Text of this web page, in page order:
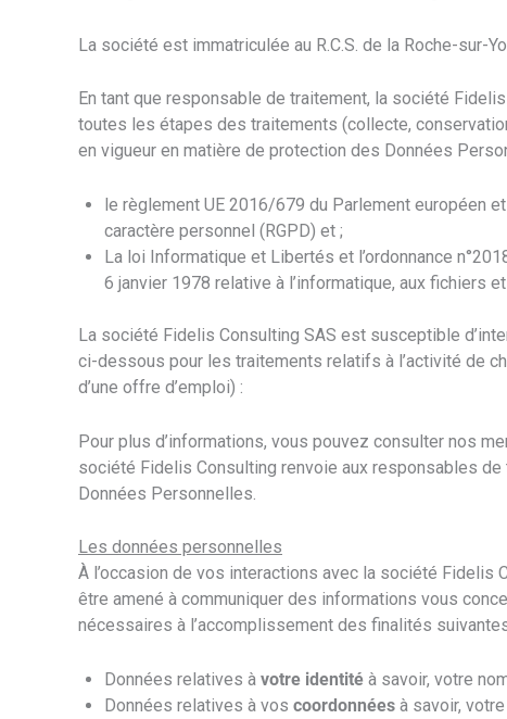
La société est immatriculée au R.C.S. de la Roche-sur-
En tant que responsable de traitement, la société
toutes les étapes des traitements (collecte,
en vigueur en matière de protection des Données
le règlement UE 2016/679 du Parlement européen
caractère personnel (RGPD) et ;
La loi Informatique et Libertés et l’ordonnance
6 janvier 1978 relative à l’informatique, aux fichiers
La société Fidelis Consulting SAS est susceptible
ci-dessous pour les traitements relatifs à l’activité de
d’une offre d’emploi) :
Pour plus d’informations, vous pouvez consulter nos
société Fidelis Consulting renvoie aux responsables
Données Personnelles.
Les données personnelles
À l’occasion de vos interactions avec la société Fidelis
être amené à communiquer des informations vous
nécessaires à l’accomplissement des finalités
Données relatives à votre identité à savoir, votre
Données relatives à vos coordonnées à savoir,